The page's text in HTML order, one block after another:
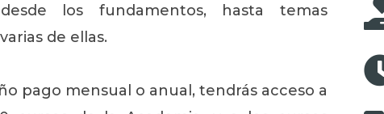
los fundamentos, hasta temas
de ellas.
pago mensual o anual, tendrás acceso a